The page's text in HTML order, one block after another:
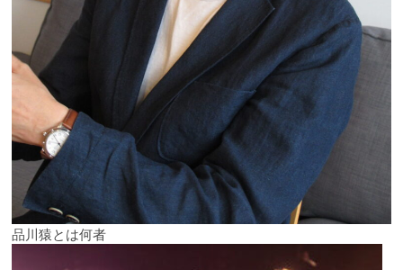
品川猿とは何者